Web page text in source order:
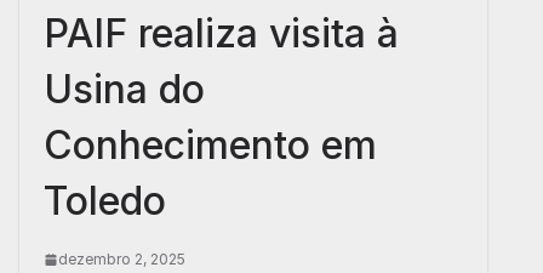
PAIF realiza visita à
Usina do
Conhecimento em
Toledo
dezembro 2, 2025